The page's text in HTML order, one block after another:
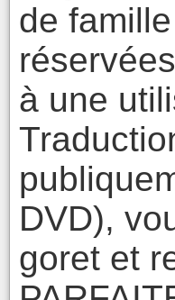
de
à une
DVD),
goret et